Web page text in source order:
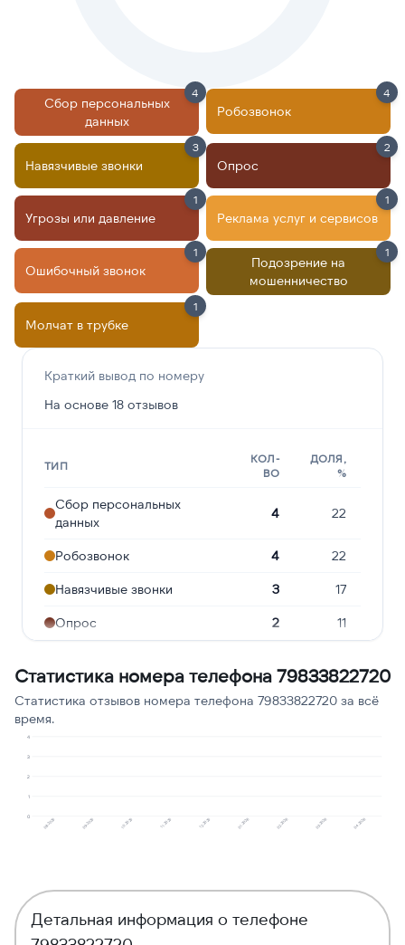
Сбор персональных
данных
4
Робозвонок
4
Навязчивые звонки
3
Опрос
2
Угрозы или давление
1
Реклама услуг и сервисов
1
Ошибочный звонок
1
Подозрение на
мошенничество
1
Молчат в трубке
1
Краткий вывод по номеру
На основе 18 отзывов
ТИП
КОЛ-
ВО
ДОЛЯ,
%
Сбор персональных
данных
4 22
Робозвонок 4 22
Навязчивые звонки 3 17
Опрос 2 11
Реклама услуг и сервисов
Статистика номера телефона 79833822720
Статистика отзывов номера телефона 79833822720 за всё
время.
0
1
2
3
4
08.2025 09.2025 10.2025 11.2025 12.2025 01.2026 02.2026 03.2026 04.2026
Детальная информация о телефоне